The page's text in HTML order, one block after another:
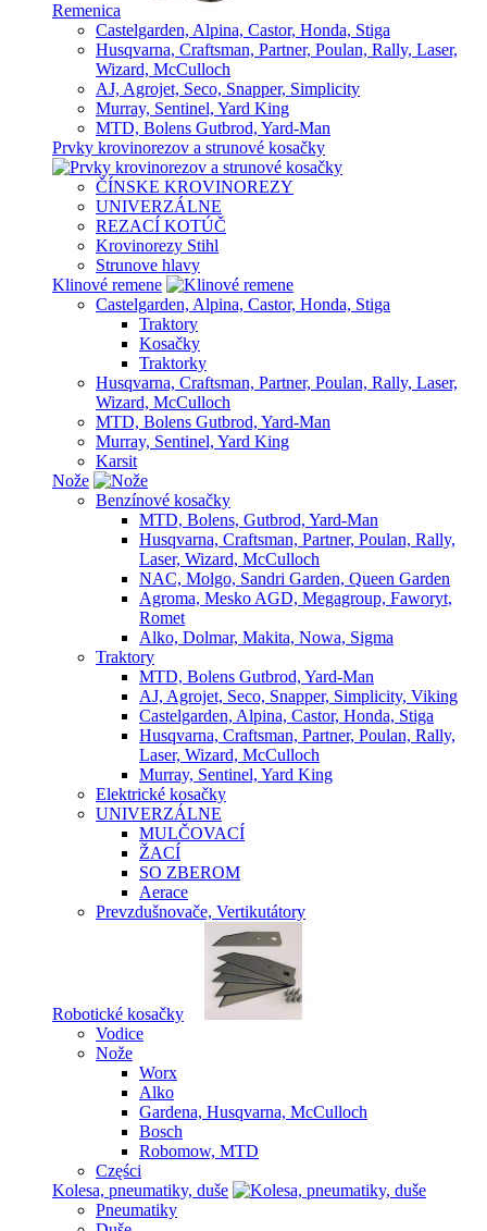
Remenica
Castelgarden, Alpina, Castor, Honda, Stiga
Husqvarna, Craftsman, Partner, Poulan, Rally, Laser,
Wizard, McCulloch
AJ, Agrojet, Seco, Snapper, Simplicity
Murray, Sentinel, Yard King
MTD, Bolens Gutbrod, Yard-Man
Prvky krovinorezov a strunové kosačky
ČÍNSKE KROVINOREZY
UNIVERZÁLNE
REZACÍ KOTÚČ
Krovinorezy Stihl
Strunove hlavy
Klinové remene
Castelgarden, Alpina, Castor, Honda, Stiga
Traktory
Kosačky
Traktorky
Husqvarna, Craftsman, Partner, Poulan, Rally, Laser,
Wizard, McCulloch
MTD, Bolens Gutbrod, Yard-Man
Murray, Sentinel, Yard King
Karsit
Nože
Benzínové kosačky
MTD, Bolens, Gutbrod, Yard-Man
Husqvarna, Craftsman, Partner, Poulan, Rally,
Laser, Wizard, McCulloch
NAC, Molgo, Sandri Garden, Queen Garden
Agroma, Mesko AGD, Megagroup, Faworyt,
Romet
Alko, Dolmar, Makita, Nowa, Sigma
Traktory
MTD, Bolens Gutbrod, Yard-Man
AJ, Agrojet, Seco, Snapper, Simplicity, Viking
Castelgarden, Alpina, Castor, Honda, Stiga
Husqvarna, Craftsman, Partner, Poulan, Rally,
Laser, Wizard, McCulloch
Murray, Sentinel, Yard King
Elektrické kosačky
UNIVERZÁLNE
MULČOVACÍ
ŽACÍ
SO ZBEROM
Aerace
Prevzdušnovače, Vertikutátory
Robotické kosačky
Vodice
Nože
Worx
Alko
Gardena, Husqvarna, McCulloch
Bosch
Robomow, MTD
Części
Kolesa, pneumatiky, duše
Pneumatiky